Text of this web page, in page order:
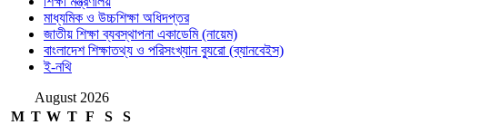
মাধ্যমিক ও উচ্চশিক্ষা অধিদপ্তর
জাতীয় শিক্ষা ব্যবস্থাপনা একাডেমি (নায়েম)
বাংলাদেশ শিক্ষাতথ্য ও পরিসংখ্যান ব্যুরো (ব্যানবেইস)
ই-নথি
August 2026
M T W T F S
S